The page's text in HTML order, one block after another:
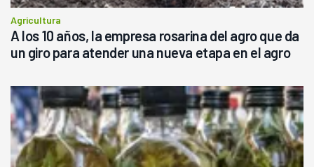
Agricultura
A los 10 años, la empresa rosarina del agro que da
un giro para atender una nueva etapa en el agro